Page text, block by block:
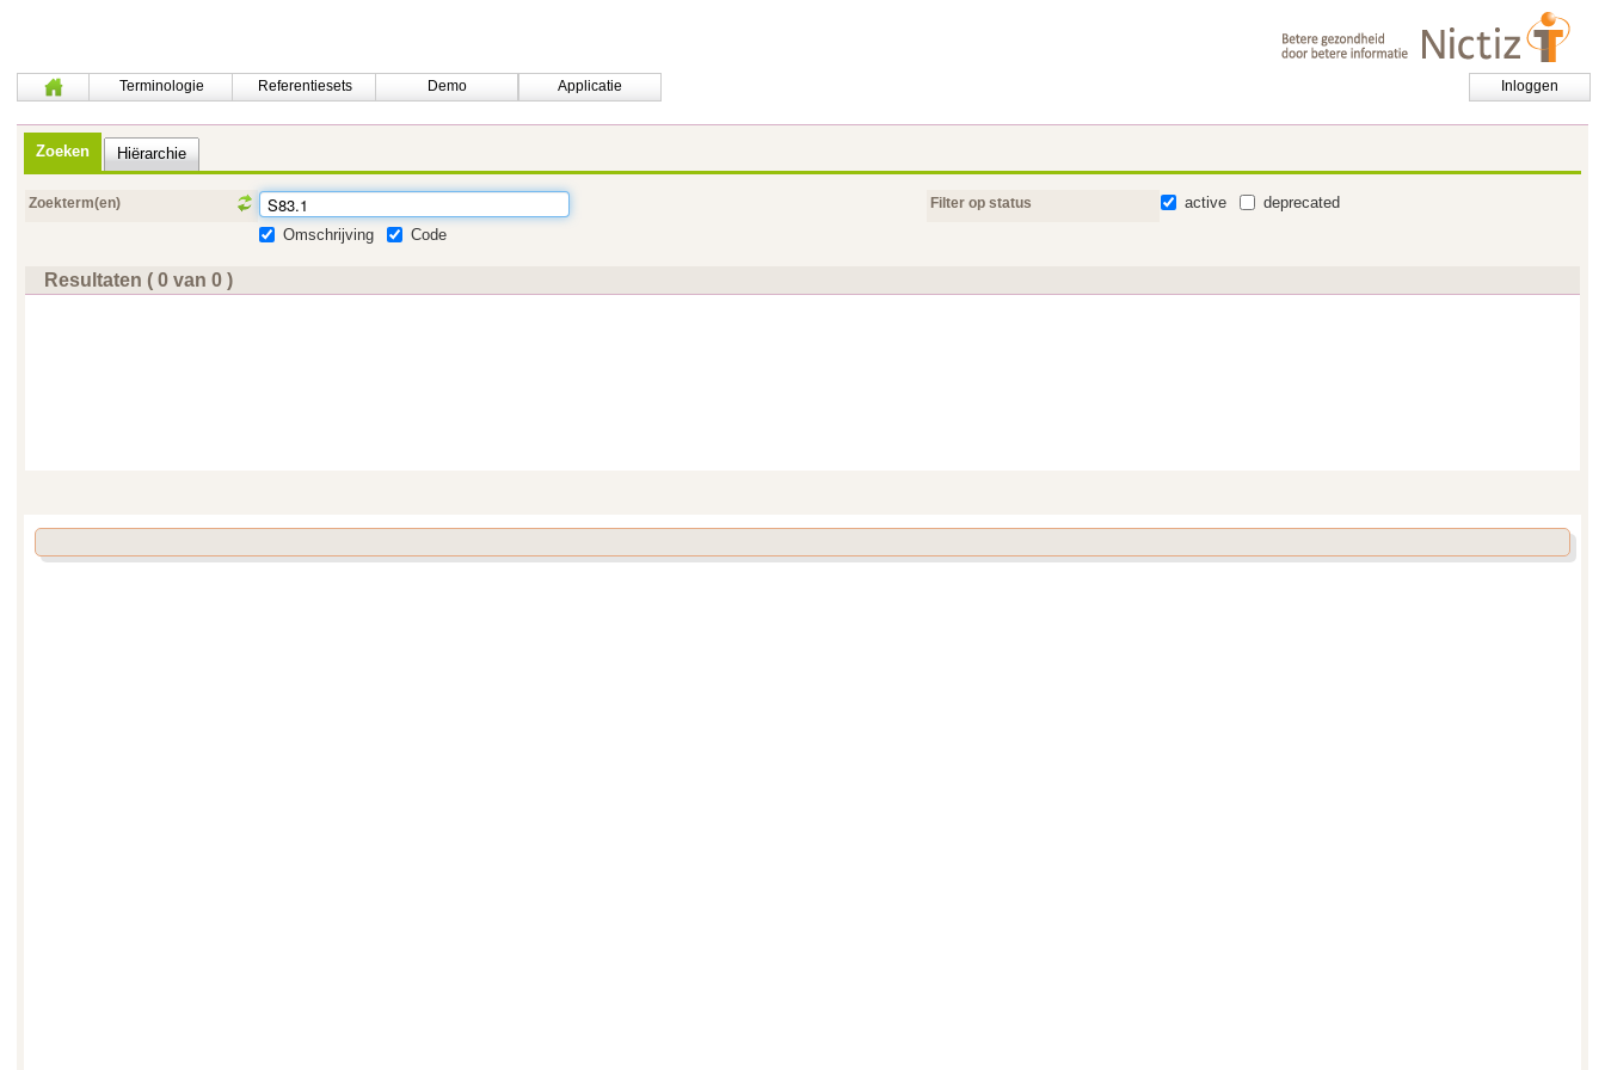
Terminologie Referentiesets Demo Applicatie Inloggen
Zoeken Hiërarchie
Zoekterm(en) Filter op status active
deprecated
Omschrijving
Code
Resultaten ( 0 van 0 )